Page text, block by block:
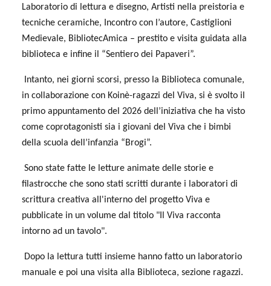
Laboratorio di lettura e disegno, Artisti nella preistoria e
tecniche ceramiche, Incontro con l’autore, Castiglioni
Medievale, BibliotecAmica – prestito e visita guidata alla
biblioteca e infine il “Sentiero dei Papaveri”.
Intanto, nei giorni scorsi, presso la Biblioteca comunale,
in collaborazione con Koinè-ragazzi del Viva, si è svolto il
primo appuntamento del 2026 dell’iniziativa che ha visto
come coprotagonisti sia i giovani del Viva che i bimbi
della scuola dell’infanzia “Brogi”.
Sono state fatte le letture animate delle storie e
filastrocche che sono stati scritti durante i laboratori di
scrittura creativa all'interno del progetto Viva e
pubblicate in un volume dal titolo "Il Viva racconta
intorno ad un tavolo".
Dopo la lettura tutti insieme hanno fatto un laboratorio
manuale e poi una visita alla Biblioteca, sezione ragazzi.